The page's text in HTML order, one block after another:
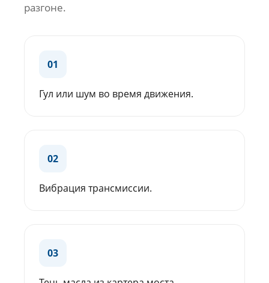
разгоне.
01
Гул или шум во время движения.
02
Вибрация трансмиссии.
03